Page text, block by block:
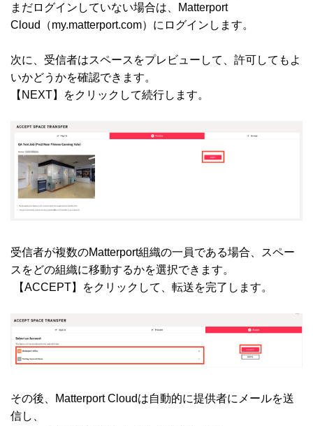
まだログインしていない場合は、Matterport
Cloud（my.matterport.com）にログインします。
次に、受信者はスペースをプレビューして、許可してもよ
いかどうかを確認できます。
【NEXT】をクリックして続行します。
受信者が複数のMatterport組織の一員である場合、スペー
スをどの組織に移動するかを選択できます。
【ACCEPT】をクリックして、転送を完了します。
その後、Matterport Cloudは自動的に提供者にメールを送
信し、